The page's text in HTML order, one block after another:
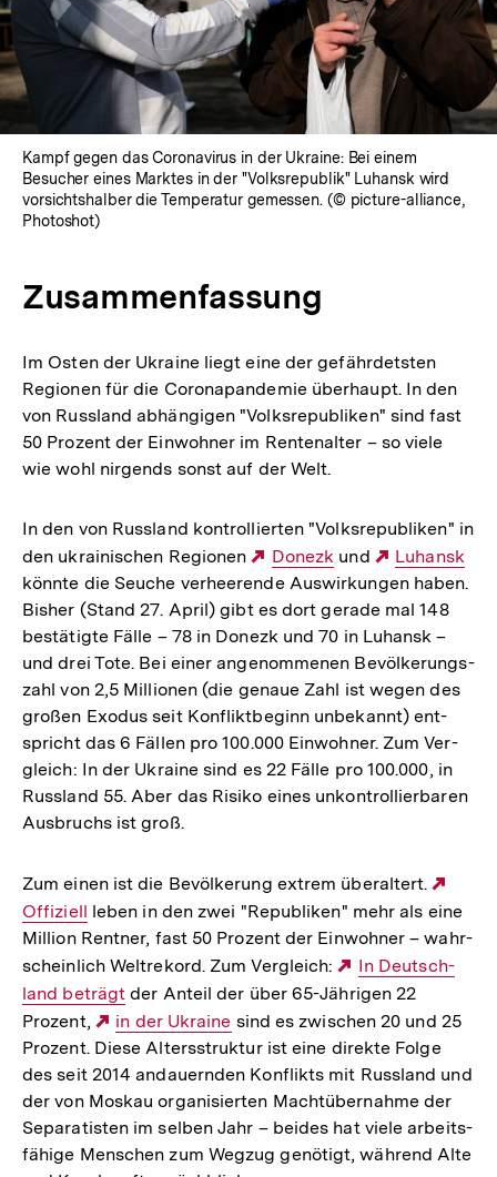
Kampf gegen das Coronavirus in der Ukraine: Bei einem
Besucher eines Marktes in der "Volksrepublik" Luhansk wird
vorsichtshalber die Temperatur gemessen. (© picture-alliance,
Photoshot)
Zusammenfassung
Im Osten der Ukraine liegt eine der gefähr­dets­ten
Regio­nen für die Coronapan­de­mie über­haupt. In den
von Russ­land abhän­gi­gen "Volks­re­pu­bli­ken" sind fast
50 Prozent der Ein­woh­ner im Ren­ten­al­ter – so viele
wie wohl nir­gends sonst auf der Welt.
In den von Russ­land kon­trol­lier­ten "Volks­re­pu­bli­ken" in
den ukrai­ni­schen Regio­nen
Externer
Link:
Donezk und
Externer
Link:
Luhansk
könnte die Seuche ver­hee­rende Aus­wir­kun­gen haben.
Bisher (Stand 27. April) gibt es dort gerade mal 148
bestä­tigte Fälle – 78 in Donezk und 70 in Luhansk –
und drei Tote. Bei einer ange­nom­me­nen Bevöl­ke­rungs­
zahl von 2,5 Mil­lio­nen (die genaue Zahl ist wegen des
großen Exodus seit Kon­flikt­be­ginn unbe­kannt) ent­
spricht das 6 Fällen pro 100.000 Ein­woh­ner. Zum Ver­
gleich: In der Ukraine sind es 22 Fälle pro 100.000, in
Russ­land 55. Aber das Risiko eines unkon­trol­lier­ba­ren
Aus­bruchs ist groß.
Zum einen ist die Bevöl­ke­rung extrem über­al­tert.
Link:
Offi­zi­ell leben in den zwei "Repu­bli­ken" mehr als eine
Million Rentner, fast 50 Prozent der Ein­woh­ner – wahr­
schein­lich Welt­re­kord. Zum Ver­gleich:
Externer
Link:
In Deutsch­
land beträgt der Anteil der über 65-Jäh­­ri­gen 22
Prozent,
Externer
Link:
in der Ukraine sind es zwi­schen 20 und 25
Prozent. Diese Alters­struk­tur ist eine direkte Folge
des seit 2014 andau­ern­den Kon­flikts mit Russ­land und
der von Moskau orga­ni­sier­ten Macht­über­nahme der
Sepa­ra­tis­ten im selben Jahr – beides hat viele arbeits­
fä­hige Men­schen zum Wegzug genö­tigt, während Alte